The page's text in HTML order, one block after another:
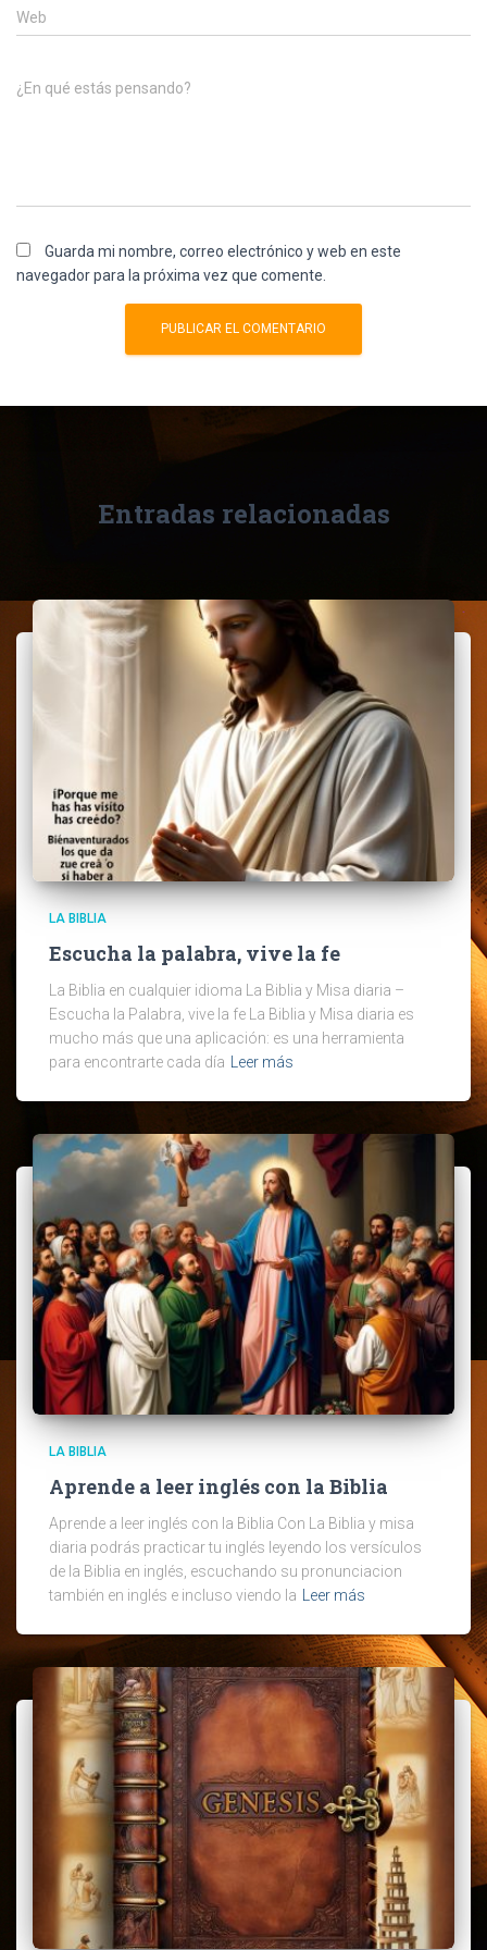
Web
¿En qué estás pensando?
Guarda mi nombre, correo electrónico y web en este
navegador para la próxima vez que comente.
Entradas relacionadas
LA BIBLIA
Escucha la palabra, vive la fe
La Biblia en cualquier idioma La Biblia y Misa diaria –
Escucha la Palabra, vive la fe La Biblia y Misa diaria es
mucho más que una aplicación: es una herramienta
para encontrarte cada día
Leer más
LA BIBLIA
Aprende a leer inglés con la Biblia
Aprende a leer inglés con la Biblia Con La Biblia y misa
diaria podrás practicar tu inglés leyendo los versículos
de la Biblia en inglés, escuchando su pronunciacion
también en inglés e incluso viendo la Leer más